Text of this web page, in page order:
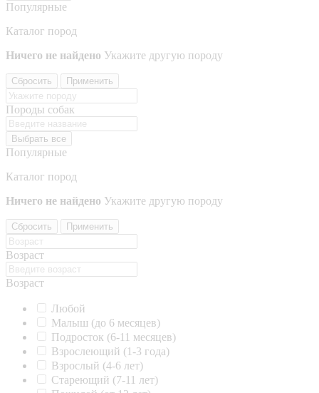
Популярные
Каталог пород
Ничего не найдено Укажите другую породу
Сбросить Применить
Породы собак
Выбрать все
Популярные
Каталог пород
Ничего не найдено Укажите другую породу
Сбросить Применить
Возраст
Возраст
Любой
Малыш (до 6 месяцев)
Подросток (6-11 месяцев)
Взрослеющий (1-3 года)
Взрослый (4-6 лет)
Стареющий (7-11 лет)